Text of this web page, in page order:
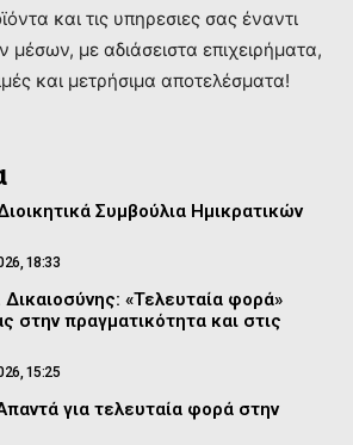
και τις υπηρεσιες σας έναντι
με αδιάσειστα επιχειρήματα,
και μετρήσιμα αποτελέσματα!
Συμβούλια Ημικρατικών
18:33
«Τελευταία φορά»
στην πραγματικότητα και στις
15:25
για τελευταία φορά στην